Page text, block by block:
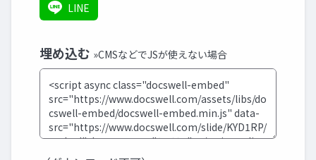
LINE
埋め込む »CMSなどでJSが使えない場合